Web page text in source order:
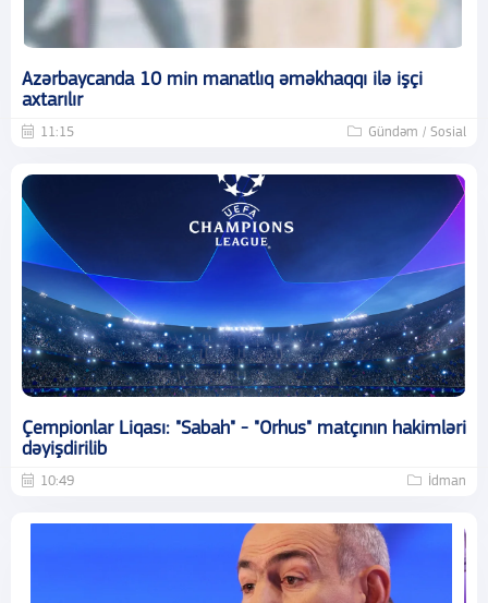
Azərbaycanda 10 min manatlıq əməkhaqqı ilə işçi
axtarılır
11:15 Gündəm / Sosial
Çempionlar Liqası: "Sabah" - "Orhus" matçının hakimləri
dəyişdirilib
10:49 İdman